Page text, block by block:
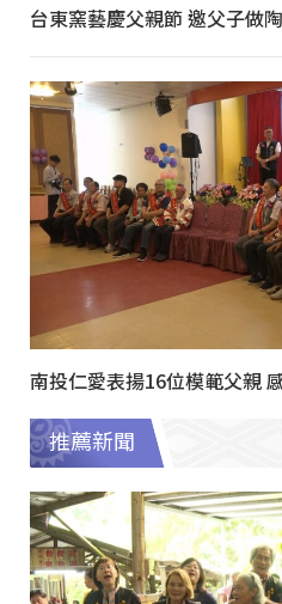
台東窯藝慶父親節 邀父子做
南投仁愛表揚16位模範父親
推薦新聞